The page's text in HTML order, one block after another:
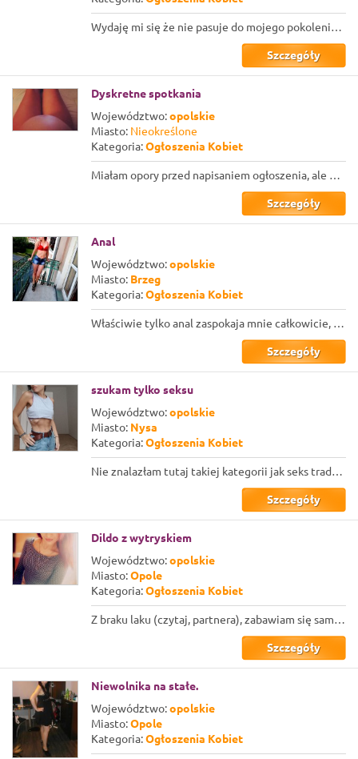
Wydaję mi się że nie pasuje do mojego pokolenia... Jakoś Ci wszyscy faceci są ta...
Szczegóły
Dyskretne spotkania
Województwo:opolskie
Miasto: Nieokreślone
Kategoria:Ogłoszenia Kobiet
Miałam opory przed napisaniem ogłoszenia, ale po przeczytaniu innych wpisów prze...
Szczegóły
Anal
Województwo:opolskie
Miasto: Brzeg
Kategoria:Ogłoszenia Kobiet
Właściwie tylko anal zaspokaja mnie całkowicie, mam jednak coraz większe wymagan...
Szczegóły
szukam tylko seksu
Województwo:opolskie
Miasto: Nysa
Kategoria:Ogłoszenia Kobiet
Nie znalazłam tutaj takiej kategorii jak seks tradycyjny a ja takiego właśnie sz...
Szczegóły
Dildo z wytryskiem
Województwo:opolskie
Miasto:Opole
Kategoria:Ogłoszenia Kobiet
Z braku laku (czytaj, partnera), zabawiam się sama. Nie żeby jakoś szczególnie m...
Szczegóły
Niewolnika na stałe.
Województwo:opolskie
Miasto:Opole
Kategoria:Ogłoszenia Kobiet